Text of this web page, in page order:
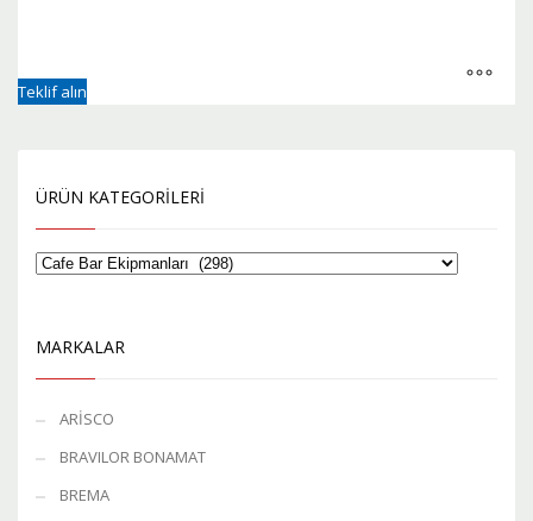
Teklif alın
ÜRÜN KATEGORILERI
MARKALAR
ARİSCO
BRAVILOR BONAMAT
BREMA